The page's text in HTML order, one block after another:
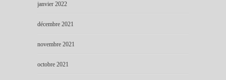
janvier 2022
décembre 2021
novembre 2021
octobre 2021